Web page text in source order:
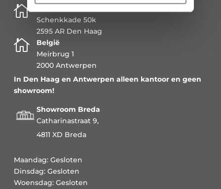

Schenkkade 50k
2595 AR Den Haag

België
Meirbrug 1
2000 Antwerpen
In Den Haag en Antwerpen alleen kantoor en geen
showroom!
Showroom Breda
Catharinastraat 9,
4811 XD Breda
Maandag: Gesloten
Dinsdag: Gesloten
Woensdag: Gesloten